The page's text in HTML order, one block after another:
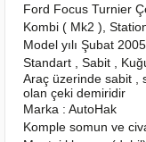
Ford Focus Turnier
Kombi ( Mk2 ),
Model yılı Şubat
Standart , Sabit ,
Araç üzerinde sabit ,
olan çeki demiridir
Marka : AutoHak
Komple somun ve